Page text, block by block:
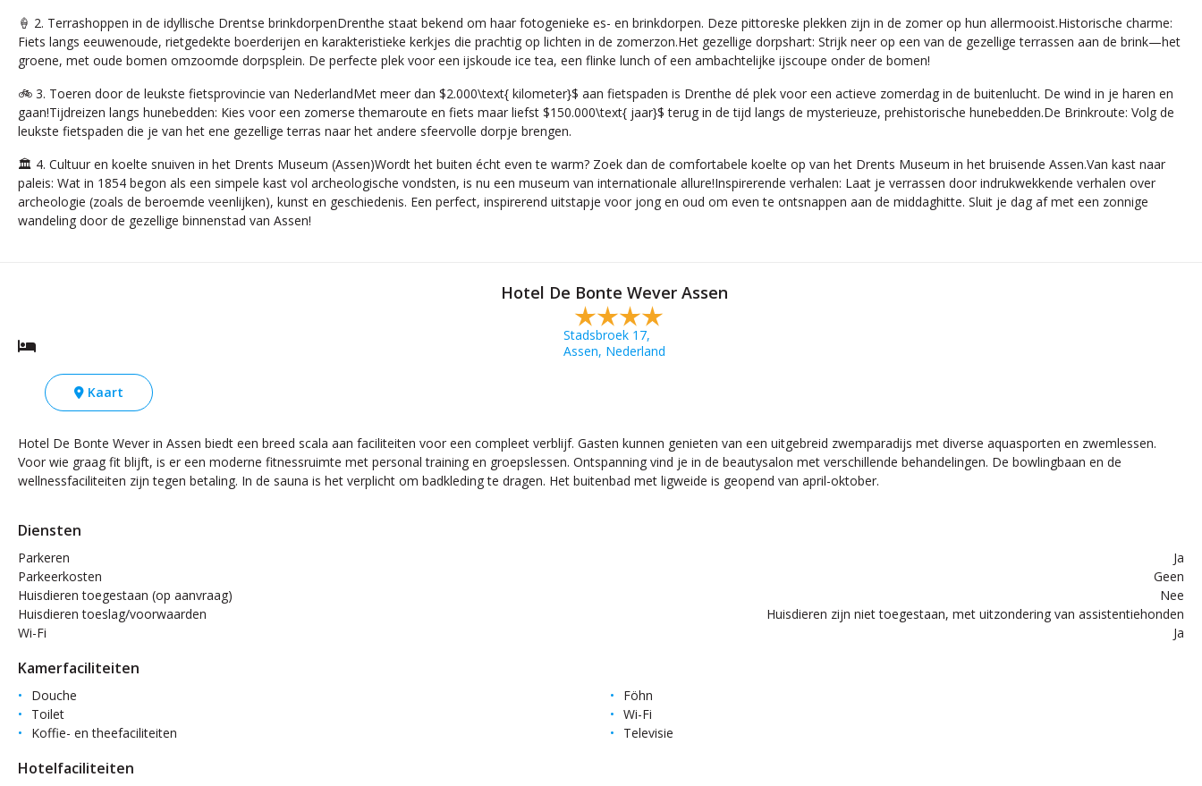
🍦 2. Terrashoppen in de idyllische Drentse brinkdorpenDrenthe staat bekend om haar fotogenieke es- en brinkdorpen. Deze pittoreske plekken zijn in de zomer op hun allermooist.Historische charme:
Fiets langs eeuwenoude, rietgedekte boerderijen en karakteristieke kerkjes die prachtig op lichten in de zomerzon.Het gezellige dorpshart: Strijk neer op een van de gezellige terrassen aan de brink—het
groene, met oude bomen omzoomde dorpsplein. De perfecte plek voor een ijskoude ice tea, een flinke lunch of een ambachtelijke ijscoupe onder de bomen!
🚲 3. Toeren door de leukste fietsprovincie van NederlandMet meer dan $2.000\text{ kilometer}$ aan fietspaden is Drenthe dé plek voor een actieve zomerdag in de buitenlucht. De wind in je haren en
gaan!Tijdreizen langs hunebedden: Kies voor een zomerse themaroute en fiets maar liefst $150.000\text{ jaar}$ terug in de tijd langs de mysterieuze, prehistorische hunebedden.De Brinkroute: Volg de
leukste fietspaden die je van het ene gezellige terras naar het andere sfeervolle dorpje brengen.
🏛️ 4. Cultuur en koelte snuiven in het Drents Museum (Assen)Wordt het buiten écht even te warm? Zoek dan de comfortabele koelte op van het Drents Museum in het bruisende Assen.Van kast naar
paleis: Wat in 1854 begon als een simpele kast vol archeologische vondsten, is nu een museum van internationale allure!Inspirerende verhalen: Laat je verrassen door indrukwekkende verhalen over
archeologie (zoals de beroemde veenlijken), kunst en geschiedenis. Een perfect, inspirerend uitstapje voor jong en oud om even te ontsnappen aan de middaghitte. Sluit je dag af met een zonnige
wandeling door de gezellige binnenstad van Assen!
Hotel De Bonte Wever Assen
Stadsbroek 17,
Assen, Nederland
Kaart
Hotel De Bonte Wever in Assen biedt een breed scala aan faciliteiten voor een compleet verblijf. Gasten kunnen genieten van een uitgebreid zwemparadijs met diverse aquasporten en zwemlessen.
Voor wie graag fit blijft, is er een moderne fitnessruimte met personal training en groepslessen. Ontspanning vind je in de beautysalon met verschillende behandelingen. De bowlingbaan en de
wellnessfaciliteiten zijn tegen betaling. In de sauna is het verplicht om badkleding te dragen. Het buitenbad met ligweide is geopend van april-oktober.
Diensten
Parkeren
Ja
Parkeerkosten
Geen
Huisdieren toegestaan (op aanvraag)
Nee
Huisdieren toeslag/voorwaarden
Huisdieren zijn niet toegestaan, met uitzondering van assistentiehonden
Wi-Fi
Ja
Kamerfaciliteiten
Douche
Föhn
Toilet
Wi-Fi
Koffie- en theefaciliteiten
Televisie
Hotelfaciliteiten